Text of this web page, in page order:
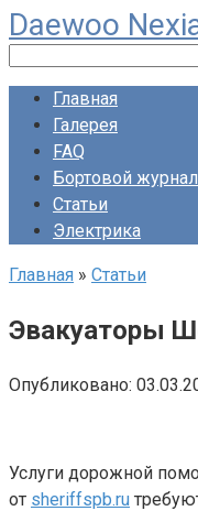
Перейти
к
контенту
Daewoo
Главная
Галерея
FAQ
Бортовой журнал
Статьи
Электрика
Главная » Статьи
Эвакуаторы
Опубликовано:
Услуги дорожной
от sheriffspb.ru